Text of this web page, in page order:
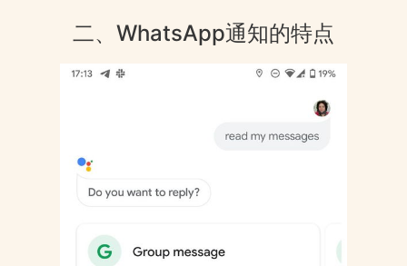
二、WhatsApp通知的特点